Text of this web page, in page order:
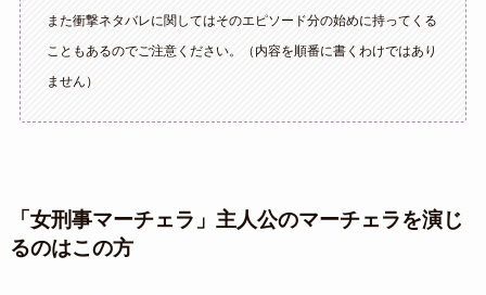
また衝撃ネタバレに関してはそのエピソード分の始めに持ってくる
こともあるのでご注意ください。（内容を順番に書くわけではあり
ません）
「女刑事マーチェラ」主人公のマーチェラを演じ
るのはこの方